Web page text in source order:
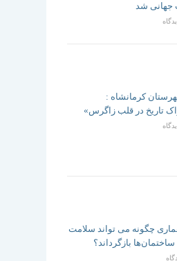
جهانی شد
کرمانشاه :
تاریخ در قلب زاگرس»
چگونه می تواند سلامت
بازگرداند؟